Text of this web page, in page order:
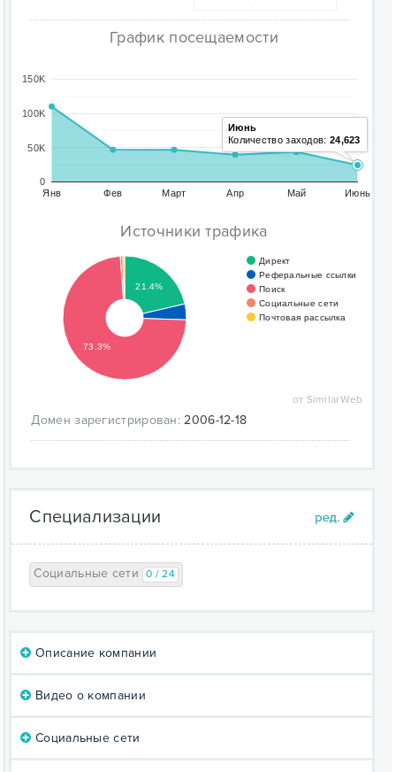
График посещаемости
Янв Фев Март Апр Май Июнь
0
50K
100K
150K
Июнь
Количество заходов: 24,623
Источники трафика
Директ
Реферальные ссылки
Поиск
Социальные сети
Почтовая рассылка
21.4%
73.3%
от SimilarWeb
Домен зарегистрирован: 2006-12-18
Специализации
Социальные сети 0 / 24
Описание компании
Видео о компании
Социальные сети